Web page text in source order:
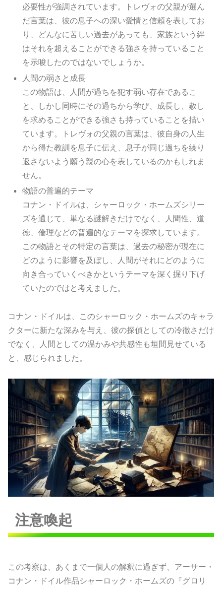
必要性が強調されています。トレヴォの父親が選ん
だ言葉は、彼の息子への深い愛情と信頼を表してお
り、どんなに苦しい過去があっても、家族という絆
はそれを超えることができる強さを持っていること
を示唆したのではないでしょうか。
人間の弱さと成長
この物語は、人間が過ちを犯す弱い存在であるこ
と、しかし同時にその過ちから学び、成長し、赦し
を求めることができる強さも持っていることを描い
ています。トレヴォの父親の言葉は、彼自身の人生
から得た教訓を息子に伝え、息子が同じ過ちを繰り
返さないよう願う親の心を表しているのかもしれま
せん。
物語の普遍的テーマ
コナン・ドイルは、シャーロック・ホームズシリー
ズを通じて、単なる謎解きだけでなく、人間性、道
徳、倫理などの普遍的なテーマを探求しています。
この物語とその特定の言葉は、過去の秘密が現在に
どのように影響を及ぼし、人間がそれにどのように
向き合っていくべきかというテーマを深く掘り下げ
ていたのではと考えました。
コナン・ドイルは、このシャーロック・ホームズのキャラ
クターに新たな深みを与え、彼の探偵としての冷徹さだけ
でなく、人間としての温かみや共感性も垣間見せている
と、感じられました。
注意喚起
この考察は、あくまで一個人の解釈に過ぎず、アーサー・
コナン・ドイル作品シャーロック・ホームズの『グロリ